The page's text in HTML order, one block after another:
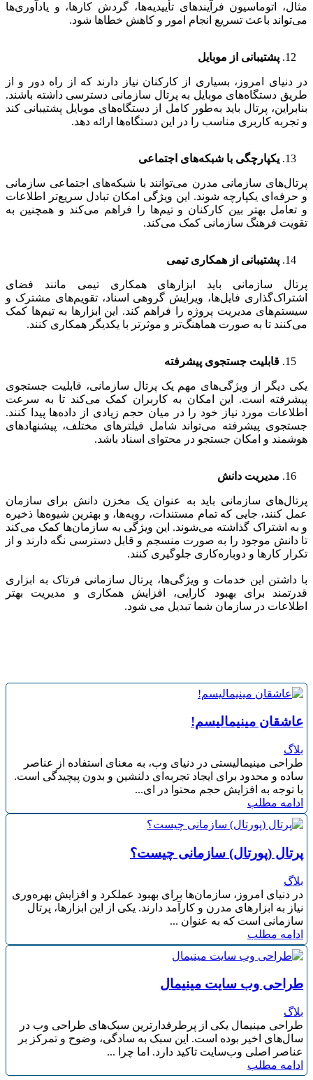
مثال، اتوماسیون فرآیندهای تأییدیه‌ها، گردش کارها، و یادآوری‌ها
می‌تواند باعث تسریع انجام امور و کاهش خطاها شود.
پشتیبانی از موبایل
در دنیای امروز، بسیاری از کارکنان نیاز دارند که از راه دور و از
طریق دستگاه‌های موبایل به پرتال سازمانی دسترسی داشته باشند.
بنابراین، پرتال باید به‌طور کامل از دستگاه‌های موبایل پشتیبانی کند
و تجربه کاربری مناسب را در این دستگاه‌ها ارائه دهد.
یکپارچگی با شبکه‌های اجتماعی
پرتال‌های سازمانی مدرن می‌توانند با شبکه‌های اجتماعی سازمانی
و حرفه‌ای یکپارچه شوند. این ویژگی امکان تبادل سریع‌تر اطلاعات
و تعامل بهتر بین کارکنان و تیم‌ها را فراهم می‌کند و همچنین به
تقویت فرهنگ سازمانی کمک می‌کند.
پشتیبانی از همکاری تیمی
پرتال سازمانی باید ابزارهای همکاری تیمی مانند فضای
اشتراک‌گذاری فایل‌ها، ویرایش گروهی اسناد، تقویم‌های مشترک و
سیستم‌های مدیریت پروژه را فراهم کند. این ابزارها به تیم‌ها کمک
می‌کنند تا به صورت هماهنگ‌تر و موثرتر با یکدیگر همکاری کنند.
قابلیت جستجوی پیشرفته
یکی دیگر از ویژگی‌های مهم یک پرتال سازمانی، قابلیت جستجوی
پیشرفته است. این امکان به کاربران کمک می‌کند تا به سرعت
اطلاعات مورد نیاز خود را در میان حجم زیادی از داده‌ها پیدا کنند.
جستجوی پیشرفته می‌تواند شامل فیلترهای مختلف، پیشنهادهای
هوشمند و امکان جستجو در محتوای اسناد باشد.
مدیریت دانش
پرتال‌های سازمانی باید به عنوان یک مخزن دانش برای سازمان
عمل کنند، جایی که تمام مستندات، رویه‌ها، و بهترین شیوه‌ها ذخیره
و به اشتراک گذاشته می‌شوند. این ویژگی به سازمان‌ها کمک می‌کند
تا دانش موجود را به صورت منسجم و قابل دسترسی نگه دارند و از
تکرار کارها و دوباره‌کاری جلوگیری کنند.
با داشتن این خدمات و ویژگی‌ها، پرتال سازمانی فرتاک به ابزاری
قدرتمند برای بهبود کارایی، افزایش همکاری و مدیریت بهتر
اطلاعات در سازمان شما تبدیل می شود.
عاشقان مینیمالیسم!
بلاگ
طراحی مینیمالیستی در دنیای وب، به معنای استفاده از عناصر
ساده و محدود برای ایجاد تجربه‌ای دلنشین و بدون پیچیدگی است.
با توجه به افزایش حجم محتوا در ای...
ادامه مطلب
پرتال (پورتال) سازمانی چیست؟
بلاگ
در دنیای امروز، سازمان‌ها برای بهبود عملکرد و افزایش بهره‌وری
نیاز به ابزارهای مدرن و کارآمد دارند. یکی از این ابزارها، پرتال
سازمانی است که به عنوان ...
ادامه مطلب
طراحی وب سایت مینیمال
بلاگ
طراحی مینیمال یکی از پرطرفدارترین سبک‌های طراحی وب در
سال‌های اخیر بوده است. این سبک به سادگی، وضوح و تمرکز بر
عناصر اصلی وب‌سایت تاکید دارد. اما چرا ...
ادامه مطلب